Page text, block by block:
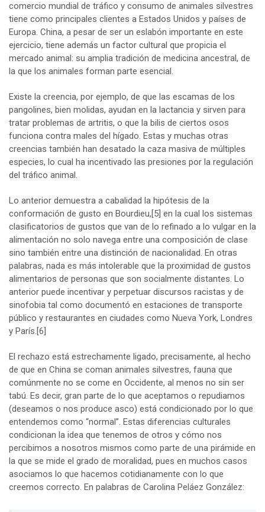
comercio mundial de tráfico y consumo de animales silvestres
tiene como principales clientes a Estados Unidos y países de
Europa. China, a pesar de ser un eslabón importante en este
ejercicio, tiene además un factor cultural que propicia el
mercado animal: su amplia tradición de medicina ancestral, de
la que los animales forman parte esencial.
Existe la creencia, por ejemplo, de que las escamas de los
pangolines, bien molidas, ayudan en la lactancia y sirven para
tratar problemas de artritis, o que la bilis de ciertos osos
funciona contra males del hígado. Estas y muchas otras
creencias también han desatado la caza masiva de múltiples
especies, lo cual ha incentivado las presiones por la regulación
del tráfico animal.
Lo anterior demuestra a cabalidad la hipótesis de la
conformación de gusto en Bourdieu,[5] en la cual los sistemas
clasificatorios de gustos que van de lo refinado a lo vulgar en la
alimentación no solo navega entre una composición de clase
sino también entre una distinción de nacionalidad. En otras
palabras, nada es más intolerable que la proximidad de gustos
alimentarios de personas que son socialmente distantes. Lo
anterior puede incentivar y perpetuar discursos racistas y de
sinofobia tal como documentó en estaciones de transporte
público y restaurantes en ciudades como Nueva York, Londres
y París.[6]
El rechazo está estrechamente ligado, precisamente, al hecho
de que en China se coman animales silvestres, fauna que
comúnmente no se come en Occidente, al menos no sin ser
tabú. Es decir, gran parte de lo que aceptamos o repudiamos
(deseamos o nos produce asco) está condicionado por lo que
entendemos como “normal”. Estas diferencias culturales
condicionan la idea que tenemos de otros y cómo nos
percibimos a nosotros mismos como parte de una pirámide en
la que se mide el grado de moralidad, pues en muchos casos
asociamos lo que hacemos cotidianamente con lo que
creemos correcto. En palabras de Carolina Peláez González: